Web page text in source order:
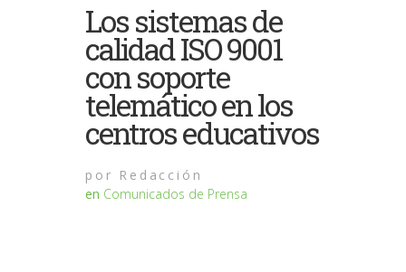
Los sistemas de
calidad ISO 9001
con soporte
telemático en los
centros educativos
por Redacción
en Comunicados de Prensa